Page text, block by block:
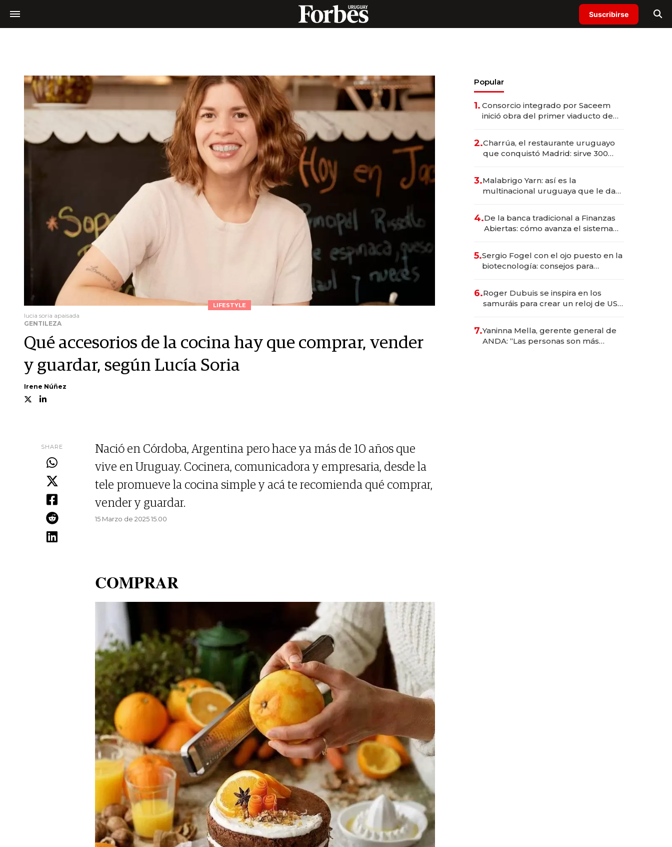
Suscribirse
LIFESTYLE
lucia soria apaisada
GENTILEZA
Qué accesorios de la cocina hay que comprar, vender
y guardar, según Lucía Soria
Irene Núñez
SHARE
Nació en Córdoba, Argentina pero hace ya más de 10 años que
vive en Uruguay. Cocinera, comunicadora y empresaria, desde la
tele promueve la cocina simple y acá te recomienda qué comprar,
vender y guardar.
15 Marzo de 2025 15.00
COMPRAR
Popular
1. Consorcio integrado por Saceem
inició obra del primer viaducto de
millones
2.Charrúa, el restaurante uruguayo
que conquistó Madrid: sirve 300
prepara apertura
3.Malabrigo Yarn: así es la
multinacional uruguaya que le da
4.De la banca tradicional a Finanzas
Abiertas: cómo avanza el sistema
5.Sergio Fogel con el ojo puesto en la
biotecnología: consejos para
6.Roger Dubuis se inspira en los
samuráis para crear un reloj de US$
7.Yaninna Mella, gerente general de
ANDA: “Las personas son más